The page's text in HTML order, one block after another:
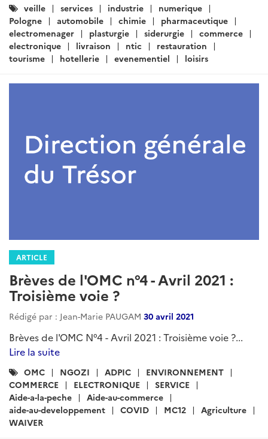
Catégories
:
veille services industrie
numerique
Pologne
automobile chimie
pharmaceutique
electromenager
plasturgie siderurgie
commerce
electronique
livraison ntic
restauration
tourisme
hotellerie evenementiel loisirs
ARTICLE
Brèves de l'OMC n°4 - Avril 2021 :
Troisième voie ?
Rédigé par : Jean-Marie PAUGAM 30 avril 2021
Brèves de l'OMC N°4 - Avril 2021 : Troisième voie ?...
Lire la suite
Catégories
:
OMC NGOZI ADPIC
ENVIRONNEMENT
COMMERCE
ELECTRONIQUE
SERVICE
Aide-a-la-peche
Aide-au-commerce
aide-au-developpement
COVID MC12
Agriculture
WAIVER